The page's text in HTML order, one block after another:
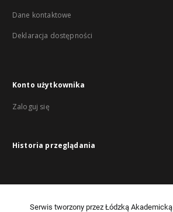
Dane kontaktowe
Deklaracja dostępności
Konto użytkownika
Zaloguj się
Historia przeglądania
Serwis tworzony przez Łódzką